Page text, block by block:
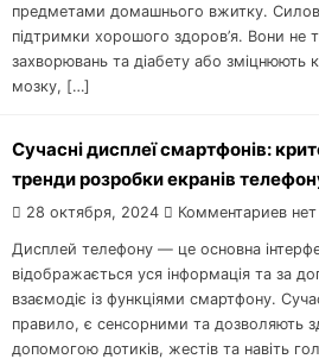
предметами домашнього вжитку.
підтримки хорошого здоров’я. Вони не
захворювань та діабету або зміцнюють
мозку, […]
Сучасні дисплеї смартфонів:
тренди розробки екранів
28 октября, 2024 Комментариев нет
Дисплей телефону — це основна
відображається уся інформація та за
взаємодіє із функціями смартфону.
правило, є сенсорними та дозволяють
допомогою дотиків, жестів та навіть